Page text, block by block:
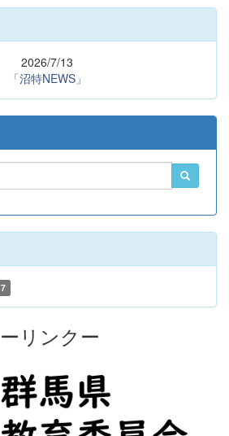
2026/7/13
「沼特NEWS」
7
ーリンクー